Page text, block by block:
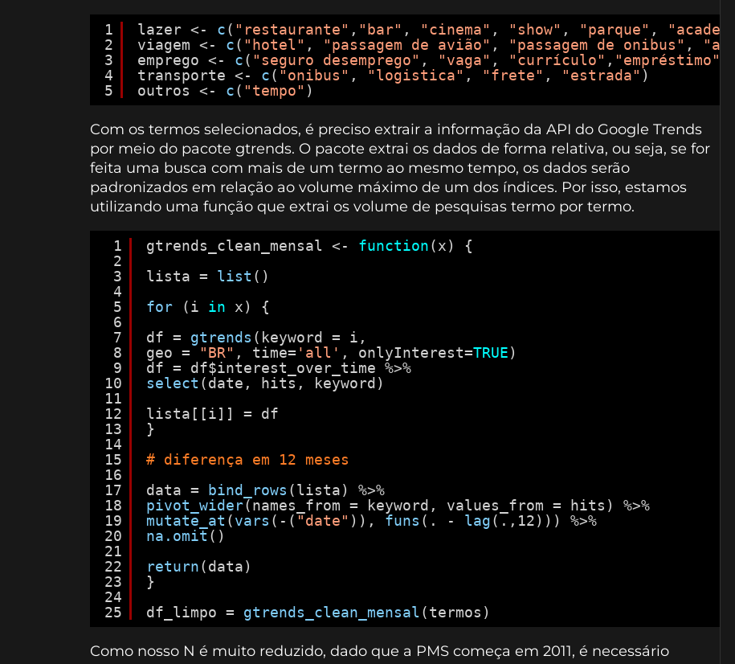
1
2
3
4
5
lazer <- c( "restaurante" , "bar" , "cinema" , "show" , "parque" ,
viagem <- c( "hotel" , "passagem de avião" , "passagem de onibus" ,
emprego <- c( "seguro desemprego" , "vaga" , "currículo" , "empréstimo"
transporte <- c( "onibus" , "logistica" , "frete" , "estrada" )
outros <- c( "tempo" )
Com os termos selecionados, é preciso extrair a informação da API do Google Trends
por meio do pacote gtrends. O pacote extrai os dados de forma relativa, ou seja, se for
feita uma busca com mais de um termo ao mesmo tempo, os dados serão
padronizados em relação ao volume máximo de um dos índices. Por isso, estamos
utilizando uma função que extrai os volume de pesquisas termo por termo.
1
2
3
4
5
6
7
8
9
10
11
12
13
14
15
16
17
18
19
20
21
22
23
24
25
gtrends_clean_mensal <- function(x) {
lista = list ()
for
(i in
x) {
df = gtrends (keyword = i,
geo =
"BR" , time= 'all' , onlyInterest=TRUE)
df = df$interest_over_time %>%
select (date, hits, keyword)
lista[[i]] = df
}
# diferença em 12 meses
data =
bind_rows (lista) %>%
pivot_wider(names_from = keyword, values_from = hits) %>%
mutate_at (vars (-( "date" )), funs (. - lag(.,12))) %>%
na.omit ()
return(data)
}
df_limpo = gtrends_clean_mensal(termos)
Como nosso N é muito reduzido, dado que a PMS começa em 2011, é necessário